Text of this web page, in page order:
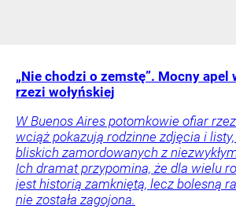
„Nie chodzi o zemstę”. Mocny apel
rzezi wołyńskiej
W Buenos Aires potomkowie ofiar
wciąż pokazują rodzinne zdjęcia i
bliskich zamordowanych z
Ich dramat przypomina, że dla wielu
jest historią zamkniętą, lecz bolesną
nie została zagojona.